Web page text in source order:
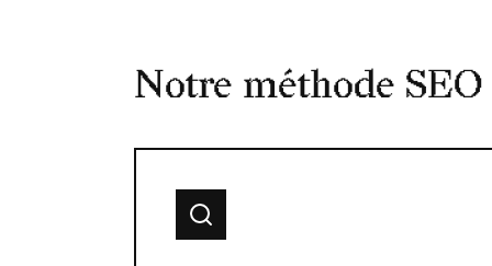
Notre méthode